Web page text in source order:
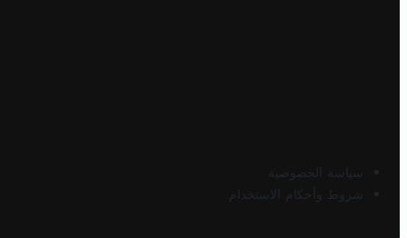
سياسة الخصوصية
شروط وأحكام الاستخدام